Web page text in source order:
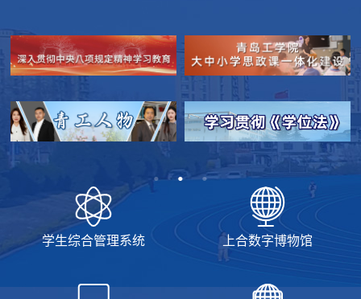
学生综合管理系统 上合数字博物馆